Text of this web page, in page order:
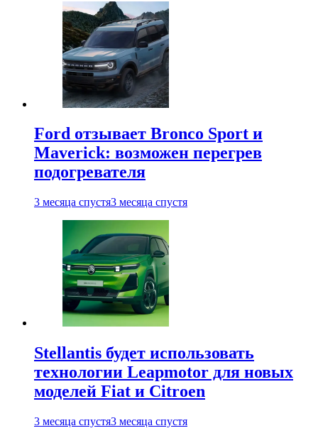
Ford отзывает Bronco Sport и
Maverick: возможен перегрев
подогревателя
3 месяца спустя3 месяца спустя
Stellantis будет использовать
технологии Leapmotor для новых
моделей Fiat и Citroen
3 месяца спустя3 месяца спустя